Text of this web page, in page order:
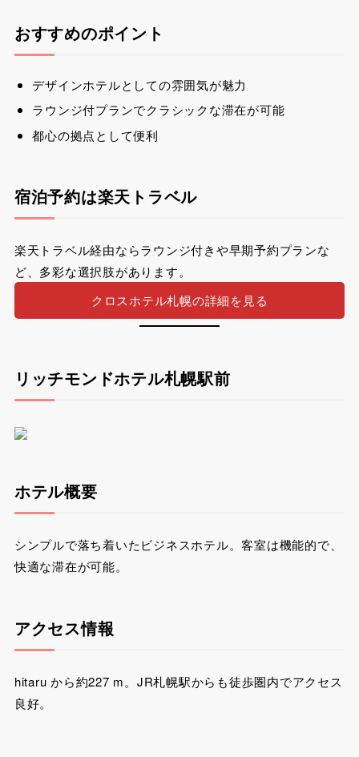
おすすめのポイント
デザインホテルとしての雰囲気が魅力
ラウンジ付プランでクラシックな滞在が可能
都心の拠点として便利
宿泊予約は楽天トラベル
楽天トラベル経由ならラウンジ付きや早期予約プランな
ど、多彩な選択肢があります。
クロスホテル札幌の詳細を見る
リッチモンドホテル札幌駅前
ホテル概要
シンプルで落ち着いたビジネスホテル。客室は機能的で、
快適な滞在が可能。
アクセス情報
hitaru から約227 m。JR札幌駅からも徒歩圏内でアクセス
良好。